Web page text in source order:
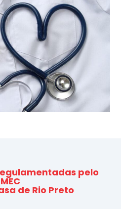
pelo
MEC
de Rio Preto